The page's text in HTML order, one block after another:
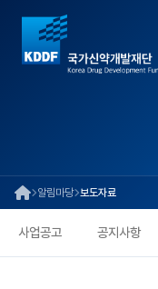
알림마당 보도자료
사업공고 공지사항